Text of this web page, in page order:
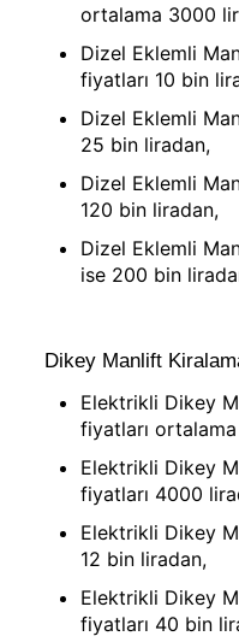
ortalama 3000
Dizel Eklemli
fiyatları 10 bin
Dizel Eklemli
25 bin liradan,
Dizel Eklemli
120 bin liradan,
Dizel Eklemli
ise 200 bin
Dikey Manlift
Elektrikli Dikey
fiyatları
Elektrikli Dikey
fiyatları 4000
Elektrikli Dikey
12 bin liradan,
Elektrikli Dikey
fiyatları 40 bin